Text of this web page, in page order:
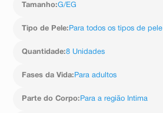
Tamanho:G/EG
Tipo de Pele: Para todos os tipos de pele
Quantidade:8 Unidades
Fases da Vida: Para adultos
Parte do Corpo: Para a região Intima